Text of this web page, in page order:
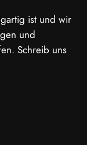
ist etwa 1,618
der
Erklärung
ist und wir
und
Schreib uns